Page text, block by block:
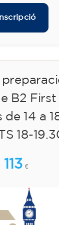
Inscripció
B2 First
14 a
18-
113 €